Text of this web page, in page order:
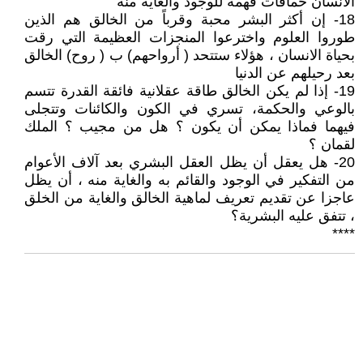
18- إن أكثر البشر محبة وقرباً من الخالق هم الذين
طوروا العلوم واخترعوا المنجزات العظيمة التي رقت
بحياة الانسان ، هؤلاء ستتحد ( أرواحهم) ب ( روح) الخالق
بعد رحيلهم عن الدنيا
19- إذا لم يكن الخالق طاقة عقلانية فائقة القدرة تتسم
بالوعي والحكمة، تسري في الكون والكائنات وتتجلى
فيهما فماذا يمكن أن يكون ؟ هل من مجيب ؟ الملك
لقمان ؟
20- هل يعقل أن يظل العقل البشري بعد آلاف الأعوام
من التفكير في الوجود والقائم به والغاية منه ، أن يظل
عاجزا عن تقديم تعريف لماهية الخالق والغاية من الخلق
، تتفق عليه البشرية؟
****